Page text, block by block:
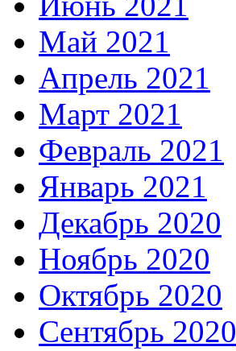
Май 2021
Апрель 2021
Март 2021
Февраль 2021
Январь 2021
Декабрь 2020
Ноябрь 2020
Октябрь 2020
Сентябрь 2020